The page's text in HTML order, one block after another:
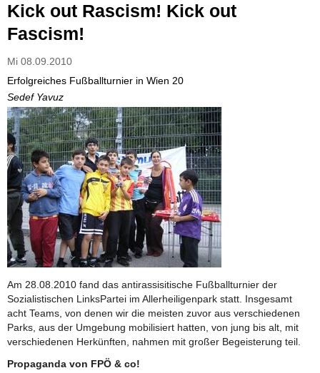
Kick out Rascism! Kick out
Fascism!
Mi 08.09.2010
Erfolgreiches Fußballturnier in Wien 20
Sedef Yavuz
Am 28.08.2010 fand das antirassisitische Fußballturnier der
Sozialistischen LinksPartei im Allerheiligenpark statt. Insgesamt
acht Teams, von denen wir die meisten zuvor aus verschiedenen
Parks, aus der Umgebung mobilisiert hatten, von jung bis alt, mit
verschiedenen Herkünften, nahmen mit großer Begeisterung teil.
Propaganda von FPÖ & co!